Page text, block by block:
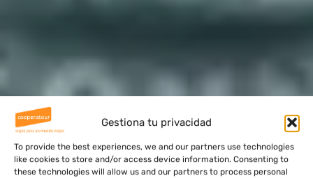
Gestiona tu privacidad
To provide the best experiences, we and our partners use technologies
like cookies to store and/or access device information. Consenting to
these technologies will allow us and our partners to process personal